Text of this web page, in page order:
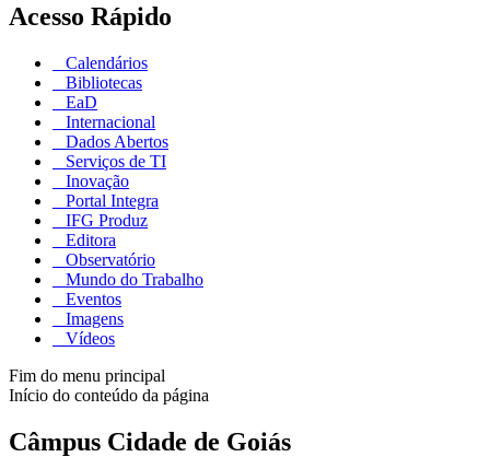
Acesso Rápido
Calendários
Bibliotecas
EaD
Internacional
Dados Abertos
Serviços de TI
Inovação
Portal Integra
IFG Produz
Editora
Observatório
Mundo do Trabalho
Eventos
Imagens
Vídeos
Fim do menu principal
Início do conteúdo da página
Câmpus Cidade de Goiás